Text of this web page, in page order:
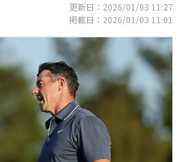
更新日：2026/01/03 11:27
掲載日：2026/01/03 11:01